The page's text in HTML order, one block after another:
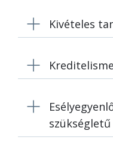
Kivételes